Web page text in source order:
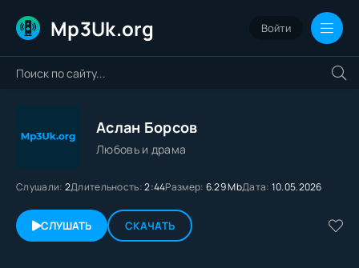
Mp3Uk.org Войти
Аслан Борсов
Любовь и драма
Слушали: 2Длительность:2:44Размер: 6.29 MbДата: 10.05.2026
СЛУШАТЬ СКАЧАТЬ